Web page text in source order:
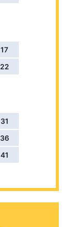
17
22
31
36
41